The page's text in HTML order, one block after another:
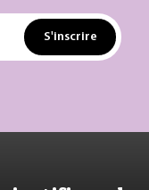
S'inscrire